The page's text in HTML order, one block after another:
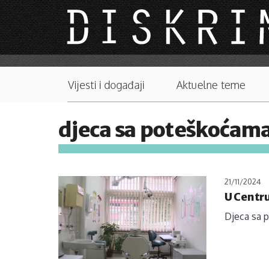
Skip to main content
Main menu
Vijesti i događaji Aktuelne teme
djeca sa
21/11/2024
U
Djeca sa